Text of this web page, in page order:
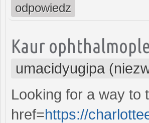
odpowiedz
Kaur
umacidyugipa
Looking for a way to
href=https://